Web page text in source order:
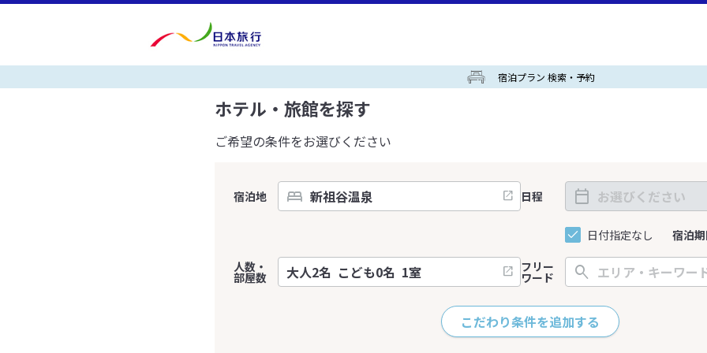
宿泊プラン 検索・予約
ホテル・旅館を探す
ご希望の条件をお選びください
宿泊地 日程
日付指定なし 宿泊
人数・
部屋数
フリー
ワード
こだわり条件を追加する